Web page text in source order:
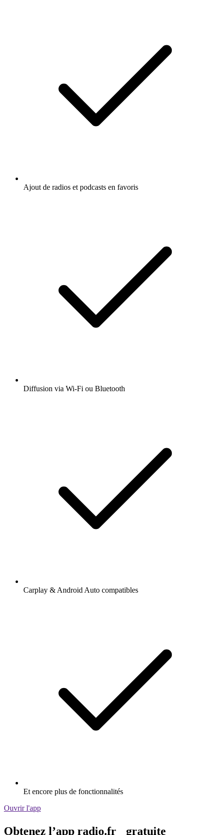
Ajout de radios et podcasts en favoris
Diffusion via Wi-Fi ou Bluetooth
Carplay & Android Auto compatibles
Et encore plus de fonctionnalités
Ouvrir l'app
Obtenez l’app radio.fr gratuite